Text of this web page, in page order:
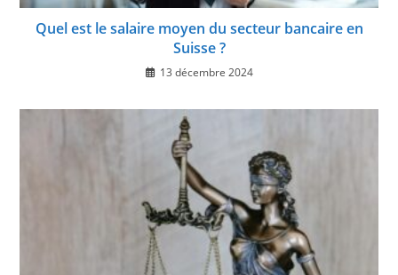
Quel est le salaire moyen du secteur bancaire en
Suisse ?
13 décembre 2024